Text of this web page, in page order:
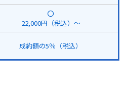
22,000円（税込）～
成約額の5％（税込）